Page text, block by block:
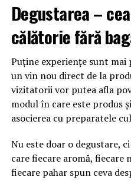
Degustarea –
călătorie fără
Puține experiențe sunt mai
un vin nou direct de la
vizitatorii vor putea afla
modul în care este produs
asocierea cu preparatele
Nu este doar o degustare,
care fiecare aromă,
fiecare pahar spun ceva